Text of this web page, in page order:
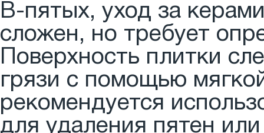
В-пятых, уход за
сложен, но требует
Поверхность плитки
грязи с помощью
рекомендуется
для удаления пятен или